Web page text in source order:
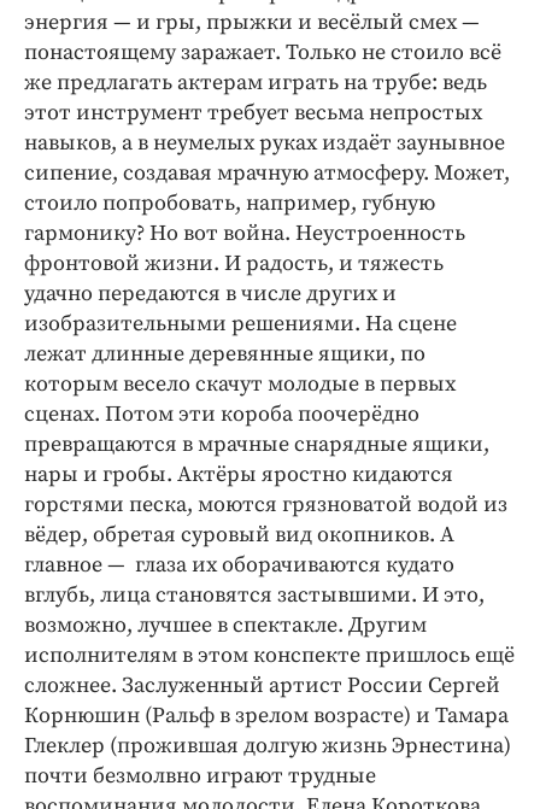
энергия — и гры, прыжки и весёлый смех —
понастоящему заражает. Только не стоило всё
же предлагать актерам играть на трубе: ведь
этот инструмент требует весьма непростых
навыков, а в неумелых руках издаёт заунывное
сипение, создавая мрачную атмосферу. Может,
стоило попробовать, например, губную
гармонику? Но вот война. Неустроенность
фронтовой жизни. И радость, и тяжесть
удачно передаются в числе других и
изобразительными решениями. На сцене
лежат длинные деревянные ящики, по
которым весело скачут молодые в первых
сценах. Потом эти короба поочерёдно
превращаются в мрачные снарядные ящики,
нары и гробы. Актёры яростно кидаются
горстями песка, моются грязноватой водой из
вёдер, обретая суровый вид окопников. А
главное — глаза их оборачиваются кудато
вглубь, лица становятся застывшими. И это,
возможно, лучшее в спектакле. Другим
исполнителям в этом конспекте пришлось ещё
сложнее. Заслуженный артист России Сергей
Корнюшин (Ральф в зрелом возрасте) и Тамара
Глеклер (прожившая долгую жизнь Эрнестина)
почти безмолвно играют трудные